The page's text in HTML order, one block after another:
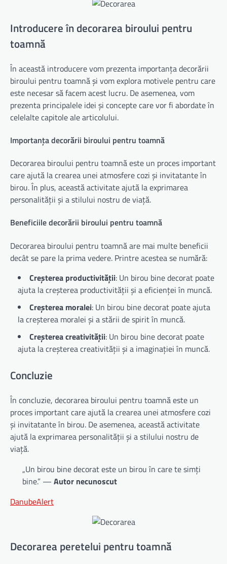
Introducere în decorarea biroului pentru
toamnă
În această introducere vom prezenta importanța decorării
biroului pentru toamnă și vom explora motivele pentru care
este necesar să facem acest lucru. De asemenea, vom
prezenta principalele idei și concepte care vor fi abordate în
celelalte capitole ale articolului.
Importanța decorării biroului pentru toamnă
Decorarea biroului pentru toamnă este un proces important
care ajută la crearea unei atmosfere cozi și invitatante în
birou. În plus, această activitate ajută la exprimarea
personalității și a stilului nostru de viață.
Beneficiile decorării biroului pentru toamnă
Decorarea biroului pentru toamnă are mai multe beneficii
decât se pare la prima vedere. Printre acestea se numără:
Creșterea productivității: Un birou bine decorat poate
ajuta la creșterea productivității și a eficienței în muncă.
Creșterea moralei: Un birou bine decorat poate ajuta
la creșterea moralei și a stării de spirit în muncă.
Creșterea creativității: Un birou bine decorat poate
ajuta la creșterea creativității și a imaginației în muncă.
Concluzie
În concluzie, decorarea biroului pentru toamnă este un
proces important care ajută la crearea unei atmosfere cozi
și invitatante în birou. De asemenea, această activitate
ajută la exprimarea personalității și a stilului nostru de
viață.
„Un birou bine decorat este un birou în care te simți
bine.” — Autor necunoscut
DanubeAlert
Decorarea peretelui pentru toamnă